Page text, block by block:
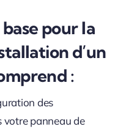
pour la
d’un
:
des
votre panneau de